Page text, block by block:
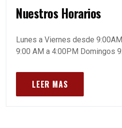
Nuestros Horarios
Lunes a Viernes desde
9:00 AM a 4:00PM Domingos
LEER MAS